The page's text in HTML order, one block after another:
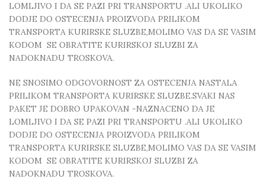
LOMLJIVO I DA SE PAZI PRI TRANSPORTU .ALI UKOLIKO
DODJE DO OSTECENJA PROIZVODA PRILIKOM
TRANSPORTA KURIRSKE SLUZBE,MOLIMO VAS DA SE VASIM
KODOM SE OBRATITE KURIRSKOJ SLUZBI ZA
NADOKNADU TROSKOVA.
NE SNOSIMO ODGOVORNOST ZA OSTECENJA NASTALA
PRILIKOM TRANSPORTA KURIRSKE SLUZBE.SVAKI NAS
PAKET JE DOBRO UPAKOVAN -NAZNACENO DA JE
LOMLJIVO I DA SE PAZI PRI TRANSPORTU .ALI UKOLIKO
DODJE DO OSTECENJA PROIZVODA PRILIKOM
TRANSPORTA KURIRSKE SLUZBE,MOLIMO VAS DA SE VASIM
KODOM SE OBRATITE KURIRSKOJ SLUZBI ZA
NADOKNADU TROSKOVA.